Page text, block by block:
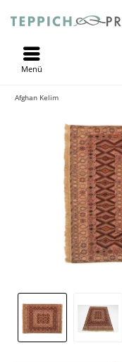
Menü
Afghan Kelim